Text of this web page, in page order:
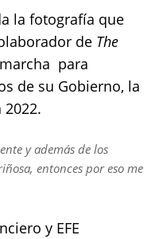
la fotografía que
de The
para
de su Gobierno, la
2022.
y además de los
entonces por eso me
y EFE